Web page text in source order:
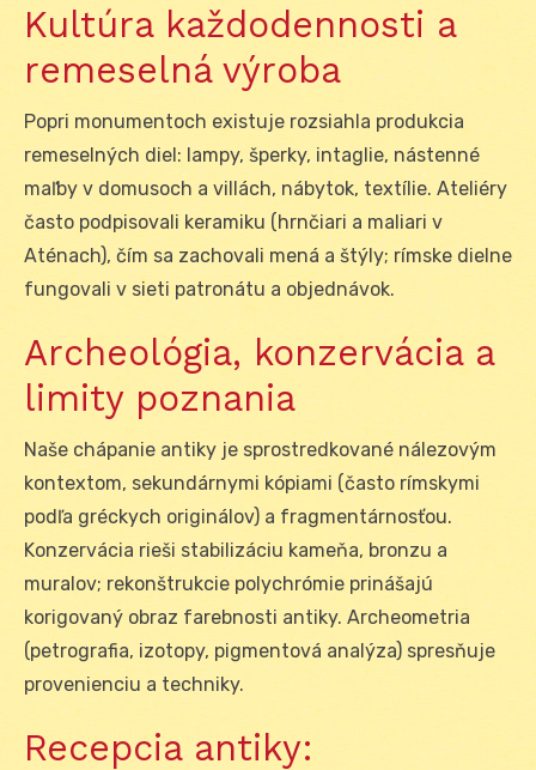
Kultúra každodennosti a
remeselná výroba
Popri monumentoch existuje rozsiahla produkcia
remeselných diel: lampy, šperky, intaglie, nástenné
maľby v domusoch a villách, nábytok, textílie. Ateliéry
často podpisovali keramiku (hrnčiari a maliari v
Aténach), čím sa zachovali mená a štýly; rímske dielne
fungovali v sieti patronátu a objednávok.
Archeológia, konzervácia a
limity poznania
Naše chápanie antiky je sprostredkované nálezovým
kontextom, sekundárnymi kópiami (často rímskymi
podľa gréckych originálov) a fragmentárnosťou.
Konzervácia rieši stabilizáciu kameňa, bronzu a
muralov; rekonštrukcie polychrómie prinášajú
korigovaný obraz farebnosti antiky. Archeometria
(petrografia, izotopy, pigmentová analýza) spresňuje
provenienciu a techniky.
Recepcia antiky: